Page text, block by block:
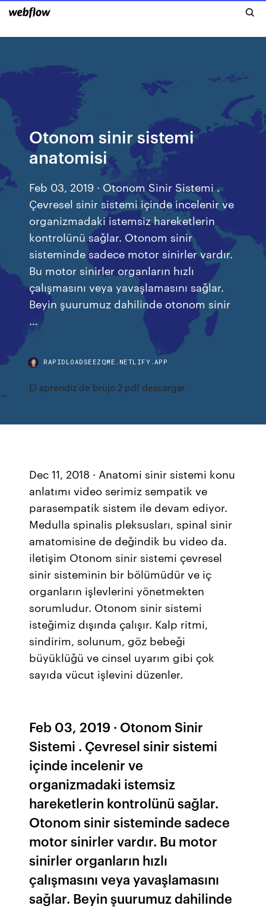
Otonom sinir sistemi
anatomisi
Feb 03, 2019 · Otonom Sinir Sistemi .
Çevresel sinir sistemi içinde incelenir ve
organizmadaki istemsiz hareketlerin
kontrolünü sağlar. Otonom sinir
sisteminde sadece motor sinirler vardır.
Bu motor sinirler organların hızlı
çalışmasını veya yavaşlamasını sağlar.
Beyin şuurumuz dahilinde otonom sinir
…
RAPIDLOADSEEZQME.NETLIFY.APP
El aprendiz de brujo 2 pdf descargar
Dec 11, 2018 · Anatomi sinir sistemi konu
anlatımı video serimiz sempatik ve
parasempatik sistem ile devam ediyor.
Medulla spinalis pleksusları, spinal sinir
amatomisine de değindik bu video da.
iletişim Otonom sinir sistemi çevresel
sinir sisteminin bir bölümüdür ve iç
organların işlevlerini yönetmekten
sorumludur. Otonom sinir sistemi
isteğimiz dışında çalışır. Kalp ritmi,
sindirim, solunum, göz bebeği
büyüklüğü ve cinsel uyarım gibi çok
sayıda vücut işlevini düzenler.
Feb 03, 2019 · Otonom Sinir
Sistemi . Çevresel sinir sistemi
içinde incelenir ve
organizmadaki istemsiz
hareketlerin kontrolünü sağlar.
Otonom sinir sisteminde sadece
motor sinirler vardır. Bu motor
sinirler organların hızlı
çalışmasını veya yavaşlamasını
sağlar. Beyin şuurumuz dahilinde